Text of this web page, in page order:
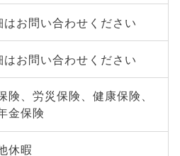
はお問い合わせください
はお問い合わせください
険、労災保険、健康保険、
金保険
休暇